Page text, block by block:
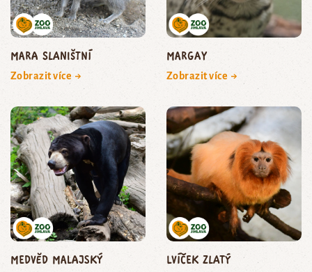
mara slaništní
Zobrazit více →
margay
Zobrazit více →
medvěd malajský lvíček zlatý